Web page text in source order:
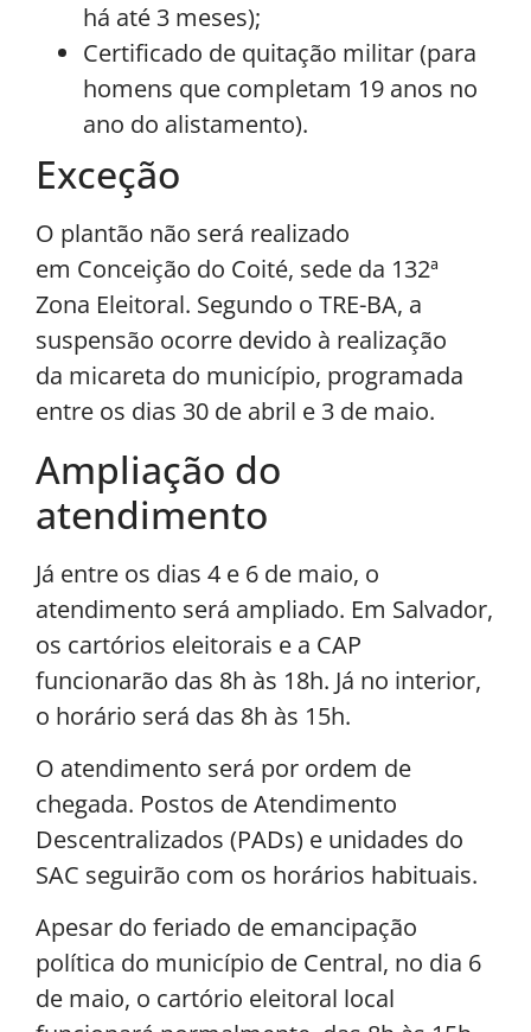
há até 3 meses);
Certificado de quitação militar (para
homens que completam 19 anos no
ano do alistamento).
Exceção
O plantão não será realizado
em Conceição do Coité, sede da 132ª
Zona Eleitoral. Segundo o TRE-BA, a
suspensão ocorre devido à realização
da micareta do município, programada
entre os dias 30 de abril e 3 de maio.
Ampliação do
atendimento
Já entre os dias 4 e 6 de maio, o
atendimento será ampliado. Em Salvador,
os cartórios eleitorais e a CAP
funcionarão das 8h às 18h. Já no interior,
o horário será das 8h às 15h.
O atendimento será por ordem de
chegada. Postos de Atendimento
Descentralizados (PADs) e unidades do
SAC seguirão com os horários habituais.
Apesar do feriado de emancipação
política do município de Central, no dia 6
de maio, o cartório eleitoral local